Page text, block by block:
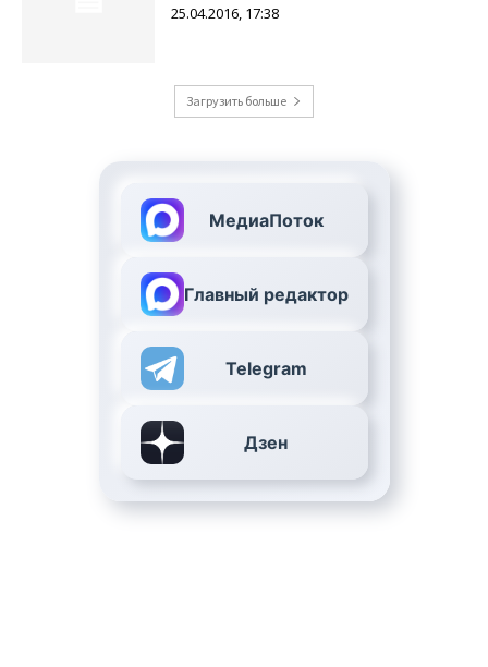
25.04.2016, 17:38
Загрузить больше
МедиаПоток
Главный редактор
Telegram
Дзен